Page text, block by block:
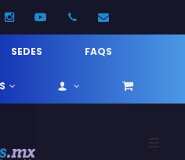
FacebookInstagramYoutube52 33 31210744
SEDES FAQS